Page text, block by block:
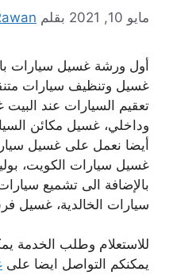
مايو 10, 2021 بقلم
أول ورشة غسيل سيارات
غسيل وتنظيف سيارات
تعقيم السيارات عند
وداخلي، غسيل مكائن
أيضا نعمل على غسيل
غسيل سيارات الكويت،
بالإضافة الى تشميع
سيارات الخالدية، غسيل
للاستعلام وطلب الخدمة
يمكنكم التواصل ايضا على